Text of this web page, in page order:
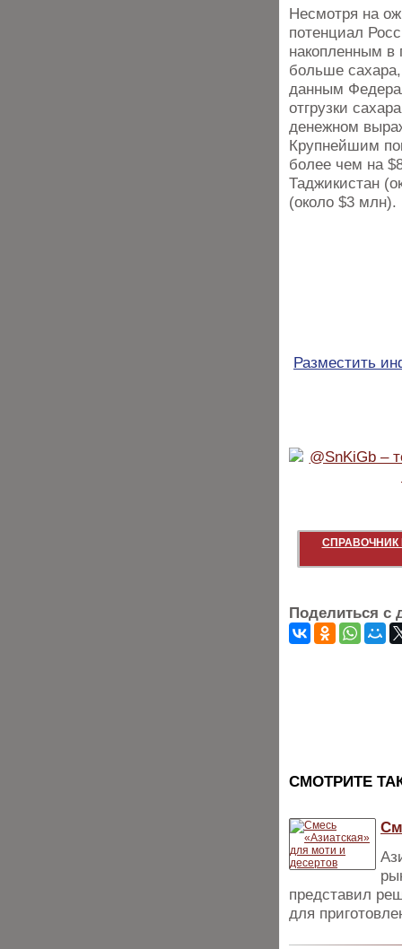
Несмотря на
потенциал
накопленным
больше
данным
отгрузки
денежном
Крупнейшим
более чем на
Таджикистан
(около $3 млн).
Разместить
СПРАВОЧНИК
Поделиться с
CМОТРИТЕ
представил
для